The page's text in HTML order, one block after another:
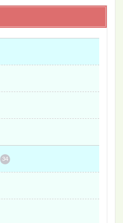
34